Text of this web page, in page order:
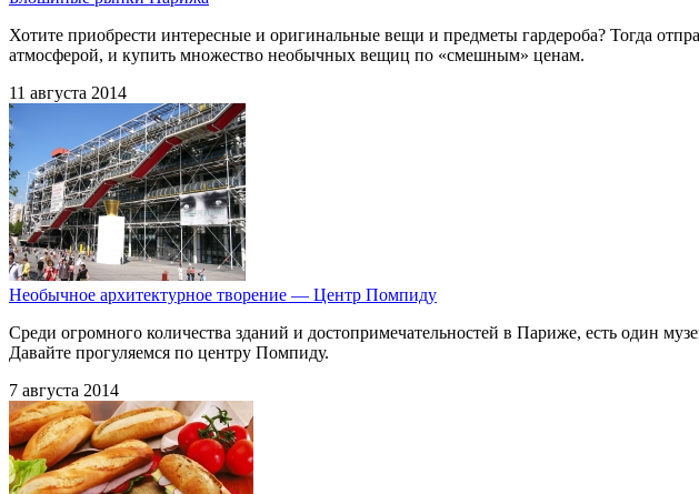
Хотите приобрести интересные и оригинальные вещи и предметы гардероба? Тогда
атмосферой, и купить множество необычных вещиц по «смешным» ценам.
11 августа 2014
Необычное архитектурное творение — Центр Помпиду
Среди огромного количества зданий и достопримечательностей в Париже, есть один
Давайте прогуляемся по центру Помпиду.
7 августа 2014